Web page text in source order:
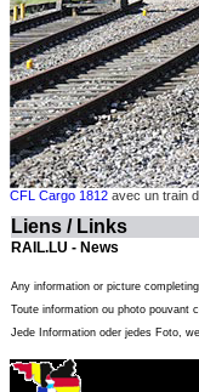
CFL Cargo 1812 avec un train
Liens / Links
RAIL.LU - News
Any information or picture
Toute information ou photo pouvant
Jede Information oder jedes Foto,